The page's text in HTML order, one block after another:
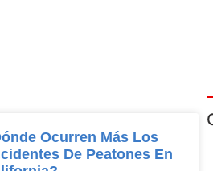
Ocurren Más Los
De Peatones En